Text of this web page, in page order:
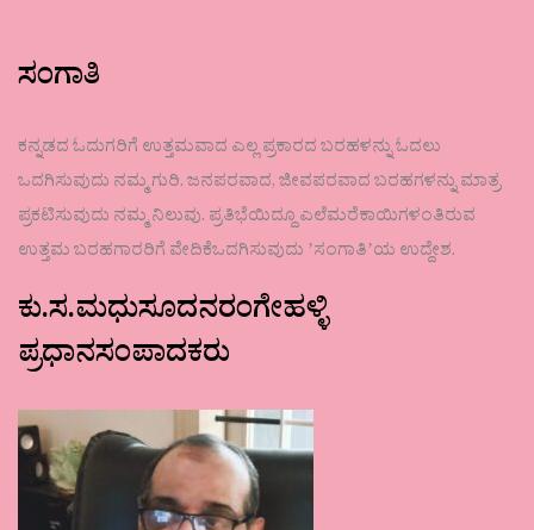
ಸಂಗಾತಿ
ಕನ್ನಡದ ಓದುಗರಿಗೆ ಉತ್ತಮವಾದ ಎಲ್ಲ ಪ್ರಕಾರದ ಬರಹಳನ್ನು ಓದಲು
ಒದಗಿಸುವುದು ನಮ್ಮ ಗುರಿ. ಜನಪರವಾದ, ಜೀವಪರವಾದ ಬರಹಗಳನ್ನು ಮಾತ್ರ
ಪ್ರಕಟಿಸುವುದು ನಮ್ಮ ನಿಲುವು. ಪ್ರತಿಭೆಯಿದ್ದೂ ಎಲೆಮರೆಕಾಯಿಗಳಂತಿರುವ
ಉತ್ತಮ ಬರಹಗಾರರಿಗೆ ವೇದಿಕೆಒದಗಿಸುವುದು ʼಸಂಗಾತಿʼಯ ಉದ್ದೇಶ.
ಕು.ಸ.ಮಧುಸೂದನರಂಗೇಹಳ್ಳಿ
ಪ್ರಧಾನಸಂಪಾದಕರು